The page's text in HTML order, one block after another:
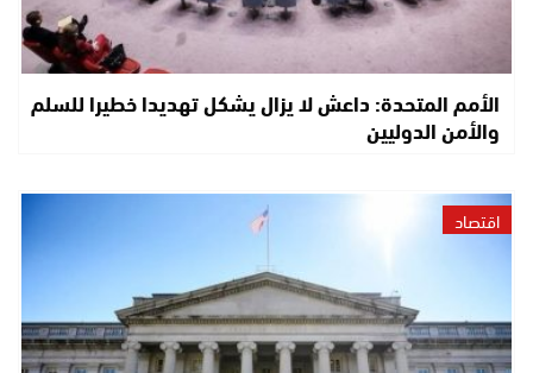
الأمم المتحدة: داعش لا يزال يشكل تهديدا خطيرا للسلم
والأمن الدوليين
اقتصاد